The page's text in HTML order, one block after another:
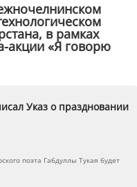
в рамках
акции «Я говорю
Указ о праздновании
поэта Габдуллы Тукая будет